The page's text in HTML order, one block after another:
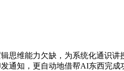
维能力欠缺，为系统化通识讲
通知，更自动地借帮AI东西完